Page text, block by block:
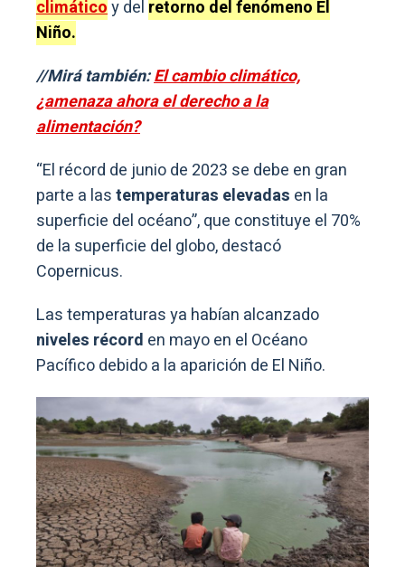
climáticoy del retorno del fenómeno El
Niño.
//Mirá también:El cambio climático,
¿amenaza ahora el derecho a la
alimentación?
“El récord de junio de 2023 se debe en gran
parte a lastemperaturas elevadas en la
superficie del océano”, que constituye el 70%
de la superficie del globo, destacó
Copernicus.
Las temperaturas ya habían alcanzado
niveles récord en mayo en el Océano
Pacífico debido a la aparición de El Niño.